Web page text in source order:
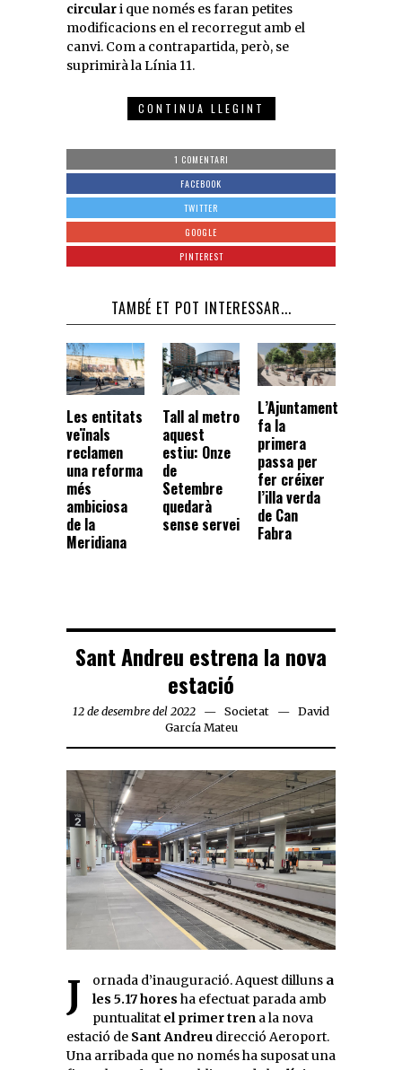
circulari que només es faran petites
modificacions en el recorregut amb el
canvi. Com a contrapartida, però, se
suprimirà la Línia 11.
CONTINUA LLEGINT
1 COMENTARI
FACEBOOK
TWITTER
GOOGLE
PINTEREST
TAMBÉ ET POT INTERESSAR...
Les entitats
veïnals
reclamen
una reforma
més
ambiciosa
de la
Meridiana
Tall al metro
aquest
estiu: Onze
de
Setembre
quedarà
sense servei
L’Ajuntament
fa la
primera
passa per
fer créixer
l’illa verda
de Can
Fabra
Sant Andreu estrena la nova
estació
12 de desembre del 2022 Societat
David
García Mateu
Jornada d’inauguració. Aquest dilluns a
les 5.17 hores ha efectuat parada amb
puntualitat el primer tren a la nova
estació de Sant Andreu direcció Aeroport.
Una arribada que no només ha suposat una